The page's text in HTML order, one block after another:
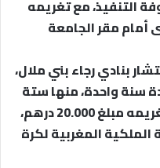
أشهر موقوفة التنفيذ، مع تغريمه
فوضى أمام مقر الجامعة
بنادي رجاء بني ملال،
سنة واحدة، منها ستة
(6) أشهر موقوفة التنفيذ، مع تغريمه مبلغ 20.000 درهم،
المغربية لكرة